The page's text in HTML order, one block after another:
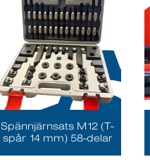
Spännjärnsats M12 (T-
spår 14 mm) 58-delar